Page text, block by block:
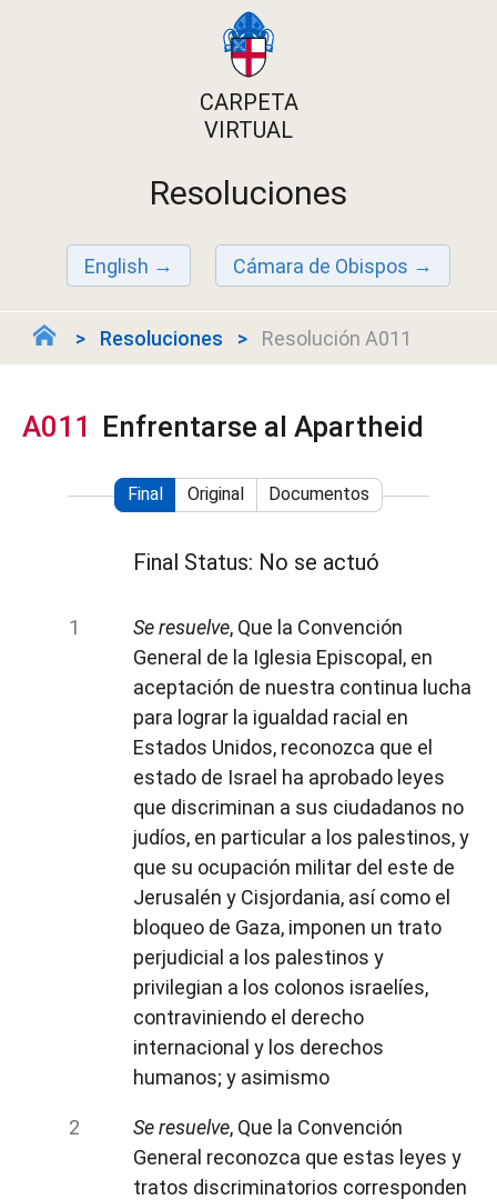
CARPETA
VIRTUAL
Resoluciones
English Cámara de Obispos
Resoluciones Resolución A011
A011 Enfrentarse al Apartheid
Final Original Documentos
Final Status: No se actuó
Se resuelve, Que la Convención
General de la Iglesia Episcopal, en
aceptación de nuestra continua lucha
para lograr la igualdad racial en
Estados Unidos, reconozca que el
estado de Israel ha aprobado leyes
que discriminan a sus ciudadanos no
judíos, en particular a los palestinos, y
que su ocupación militar del este de
Jerusalén y Cisjordania, así como el
bloqueo de Gaza, imponen un trato
perjudicial a los palestinos y
privilegian a los colonos israelíes,
contraviniendo el derecho
internacional y los derechos
humanos; y asimismo
Se resuelve, Que la Convención
General reconozca que estas leyes y
tratos discriminatorios corresponden